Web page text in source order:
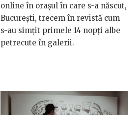
online în orașul în care s-a născut,
București, trecem în revistă cum
s-au simțit primele 14 nopți albe
petrecute în galerii.